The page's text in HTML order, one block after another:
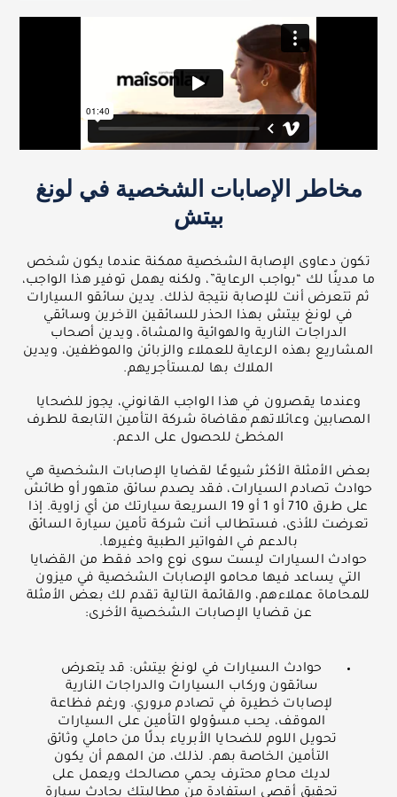
مخاطر الإصابات الشخصية في لونغ
بيتش
تكون دعاوى الإصابة الشخصية ممكنة عندما يكون شخص
ما مدينًا لك “بواجب الرعاية”، ولكنه يهمل توفير هذا الواجب،
ثم تتعرض أنت للإصابة نتيجة لذلك. يدين سائقو السيارات
في لونغ بيتش بهذا الحذر للسائقين الآخرين وسائقي
الدراجات النارية والهوائية والمشاة، ويدين أصحاب
المشاريع بهذه الرعاية للعملاء والزبائن والموظفين، ويدين
الملاك بها لمستأجريهم.
وعندما يقصرون في هذا الواجب القانوني، يجوز للضحايا
المصابين وعائلاتهم مقاضاة شركة التأمين التابعة للطرف
المخطئ للحصول على الدعم.
بعض الأمثلة الأكثر شيوعًا لقضايا الإصابات الشخصية هي
حوادث تصادم السيارات، فقد يصدم سائق متهور أو طائش
على طرق 710 أو 1 أو 19 السريعة سيارتك من أي زاوية. إذا
تعرضت للأذى، فستطالب أنت شركة تأمين سيارة السائق
بالدعم في الفواتير الطبية وغيرها.
حوادث السيارات ليست سوى نوع واحد فقط من القضايا
التي يساعد فيها محامو الإصابات الشخصية في ميزون
للمحاماة عملاءهم، والقائمة التالية تقدم لك بعض الأمثلة
عن قضايا الإصابات الشخصية الأخرى:
حوادث السيارات في لونغ بيتش: قد يتعرض
سائقون وركاب السيارات والدراجات النارية
لإصابات خطيرة في تصادم مروري. ورغم فظاعة
الموقف، يحب مسؤولو التأمين على السيارات
تحويل اللوم للضحايا الأبرياء بدلًا من حاملي وثائق
التأمين الخاصة بهم. لذلك، من المهم أن يكون
لديك محامٍ محترف يحمي مصالحك ويعمل على
تحقيق أقصى استفادة من مطالبتك بحادث سيارة